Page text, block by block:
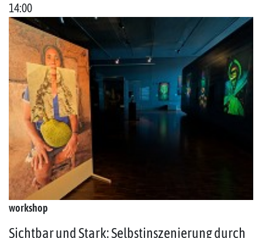
14:00
workshop
Sichtbar und Stark: Selbstinszenierung durch